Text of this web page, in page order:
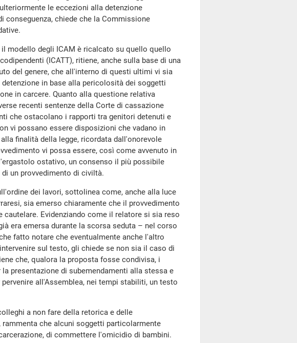
le eccezioni alla detenzione
conseguenza, chiede che la Commissione
il modello degli ICAM è ricalcato su quello quello
(ICATT), ritiene, anche sulla base di una
del genere, che all'interno di questi ultimi vi sia
in base alla pericolosità dei soggetti
in carcere. Quanto alla questione relativa
recenti sentenze della Corte di cassazione
che ostacolano i rapporti tra genitori detenuti e
vi possano essere disposizioni che vadano in
finalità della legge, ricordata dall'onorevole
vi possa essere, così come avvenuto in
ostativo, un consenso il più possibile
un provvedimento di civiltà.
dei lavori, sottolinea come, anche alla luce
sia emerso chiaramente che il provvedimento
Evidenziando come il relatore si sia reso
era emersa durante la scorsa seduta – nel corso
fatto notare che eventualmente anche l'altro
sul testo, gli chiede se non sia il caso di
che, qualora la proposta fosse condivisa, i
presentazione di subemendamenti alla stessa e
all'Assemblea, nei tempi stabiliti, un testo
a non fare della retorica e delle
che alcuni soggetti particolarmente
di commettere l'omicidio di bambini.